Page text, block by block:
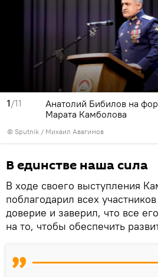
1/11
© Sputnik / Михаил Авагимов
Анатолий Бибилов на
Марата Камболова
В единстве наша сила
В ходе своего выступления
поблагодарил всех
доверие и заверил, что все
на то, чтобы обеспечить